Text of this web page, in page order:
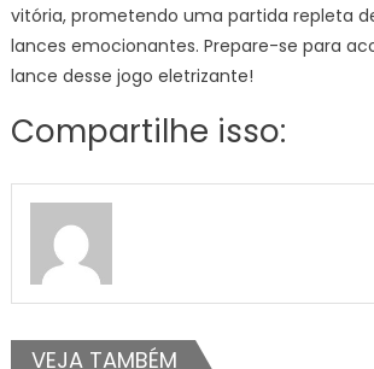
vitória, prometendo uma partida repleta
lances emocionantes. Prepare-se para
lance desse jogo eletrizante!
Compartilhe isso:
VEJA TAMBÉM